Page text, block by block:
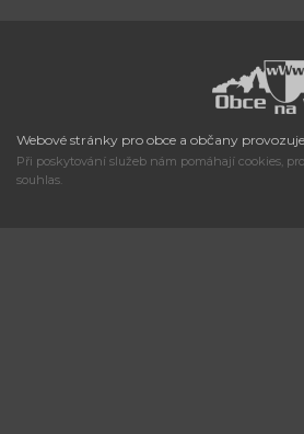
Webové stránky pro obce a občany provozuje
Při poskytování služeb nám pomáhají cookies,
souhlas.